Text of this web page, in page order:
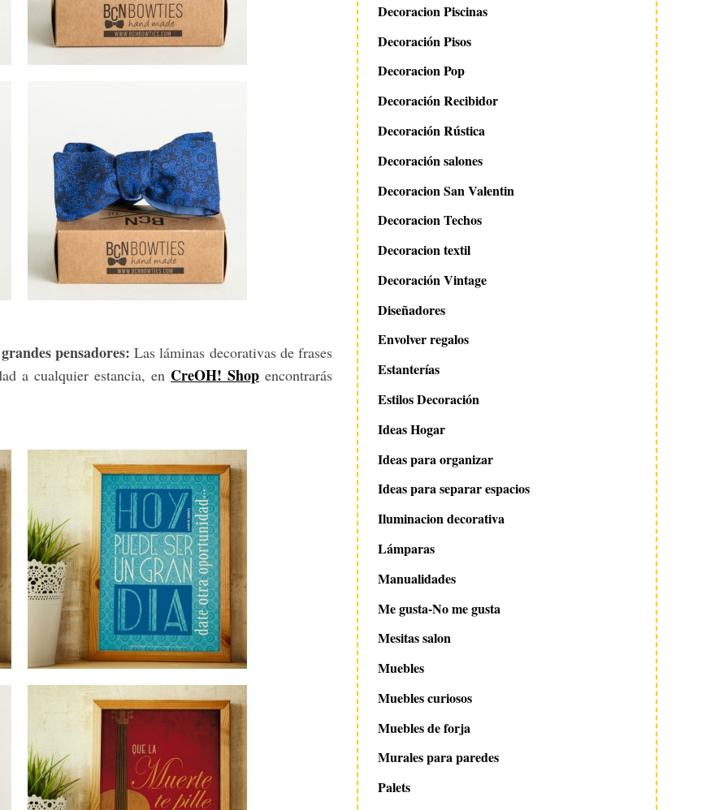
pensadores: Las láminas decorativas de frases
a cualquier estancia, en CreOH! Shop encontrarás
Decoracion Piscinas
Decoración Pisos
Decoracion Pop
Decoración Recibidor
Decoración Rústica
Decoración salones
Decoracion San Valentin
Decoracion Techos
Decoracion textil
Decoración Vintage
Diseñadores
Envolver regalos
Estanterías
Estilos Decoración
Ideas Hogar
Ideas para organizar
Ideas para separar espacios
Iluminacion decorativa
Lámparas
Manualidades
Me gusta-No me gusta
Mesitas salon
Muebles
Muebles curiosos
Muebles de forja
Murales para paredes
Palets